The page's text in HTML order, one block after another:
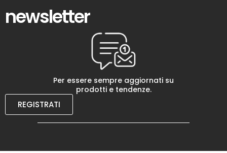
newsletter
Per essere sempre aggiornati su
prodotti e tendenze.
REGISTRATI